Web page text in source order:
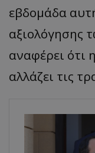
εβδομάδα
αξιολόγησης
αναφέρει ότι
αλλάζει τις